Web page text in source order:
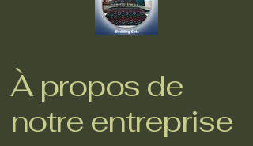
À propos de
notre entreprise